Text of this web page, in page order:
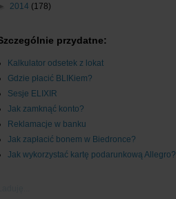
► 2014 (178)
przydatne:
Kalkulator odsetek z lokat
Gdzie płacić BLIKiem?
Sesje ELIXIR
Jak zamknąć konto?
Reklamacje w banku
Jak zapłacić bonem w Biedronce?
Jak wykorzystać kartę podarunkową Allegro?